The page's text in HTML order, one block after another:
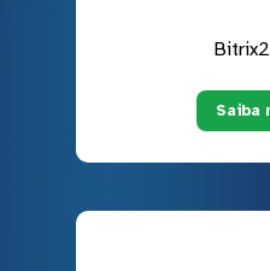
Saiba